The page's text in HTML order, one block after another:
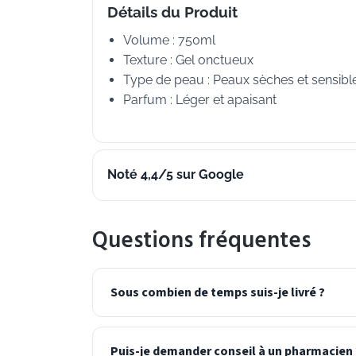
Détails du Produit
Volume : 750ml
Texture : Gel onctueux
Type de peau : Peaux sèches et
Parfum : Léger et apaisant
Noté 4,4/5 sur Google
Questions fréquentes
Sous combien de temps suis-je livré ?
Puis-je demander conseil à un pharmacien